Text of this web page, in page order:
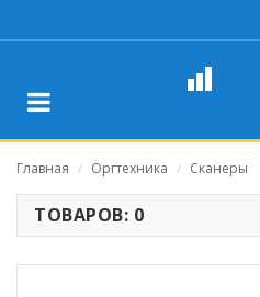
Главная / Оргтехника / Сканеры
ТОВАРОВ: 0